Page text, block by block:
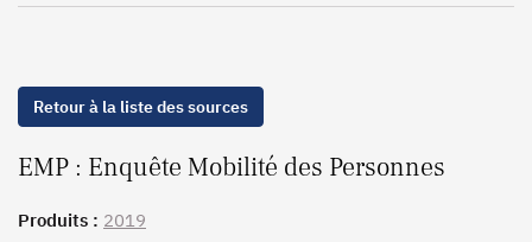
Retour à la liste des sources
EMP : Enquête Mobilité des Personnes
Produits : 2019